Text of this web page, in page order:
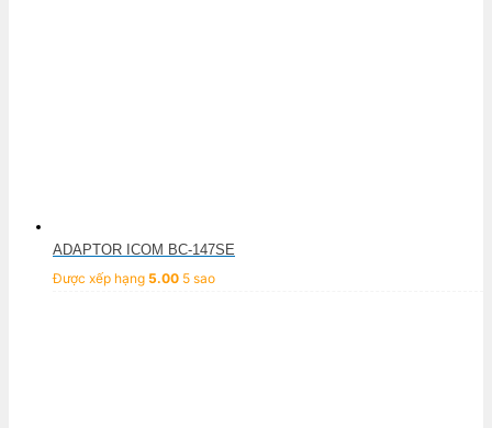
ADAPTOR ICOM BC-147SE
Được xếp hạng 5.00 5 sao